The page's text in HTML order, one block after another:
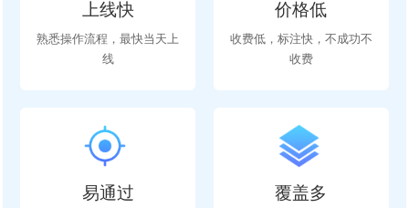
上线快
熟悉操作流程，最快当天上
线
价格低
收费低，标注快，不成功不
收费
易通过 覆盖多